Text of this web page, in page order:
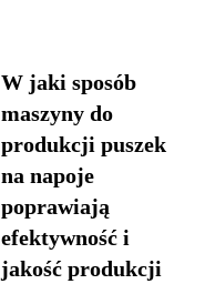
W jaki sposób
maszyny do
produkcji puszek
na napoje
poprawiają
efektywność i
jakość produkcji